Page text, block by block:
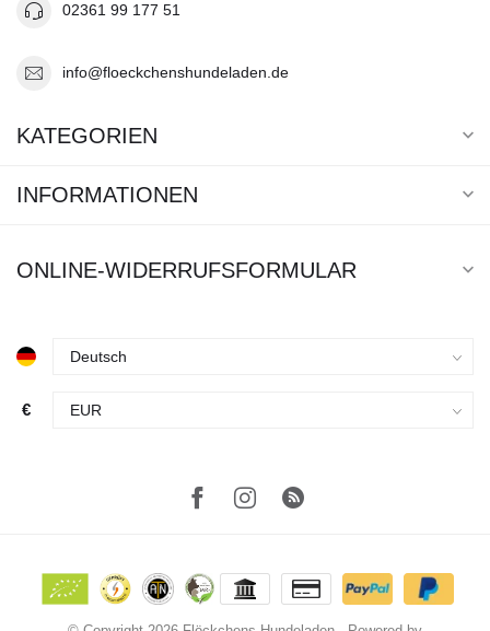
02361 99 177 51
info@floeckchenshundeladen.de
KATEGORIEN
INFORMATIONEN
ONLINE-WIDERRUFSFORMULAR
€